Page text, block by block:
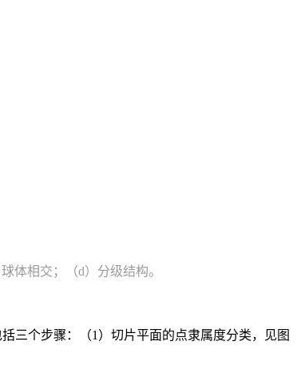
体相交；（d）分级结构。
三个步骤：（1）切片平面的点隶属度分类，见图